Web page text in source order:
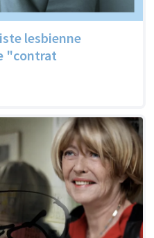
lesbienne
"contrat